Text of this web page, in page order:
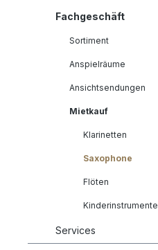
Fachgeschäft
Sortiment
Anspielräume
Ansichtsendungen
Mietkauf
Klarinetten
Saxophone
Flöten
Kinderinstrumente
Services